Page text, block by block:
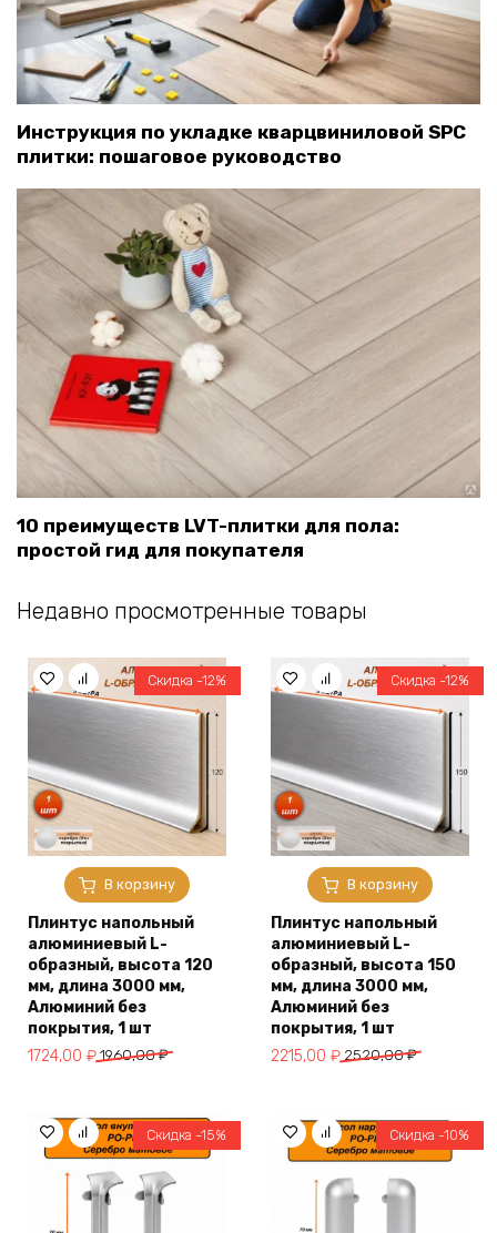
Инструкция по укладке кварцвиниловой SPC
плитки: пошаговое руководство
10 преимуществ LVT-плитки для пола:
простой гид для покупателя
Недавно просмотренные товары
В корзину
Скидка -12%
Плинтус напольный
алюминиевый L-
образный, высота 120
мм, длина 3000 мм,
Алюминий без
покрытия, 1 шт
1960,00₽
Первоначальная
1960,00 ₽.
1724,00 ₽
Текущая
В корзину
Скидка -12%
Плинтус напольный
алюминиевый L-
образный, высота 150
мм, длина 3000 мм,
Алюминий без
покрытия, 1 шт
2520,00₽
Первоначальная
2520,00 ₽.
2215,00 ₽
Текущая
Скидка -15% Скидка -10%